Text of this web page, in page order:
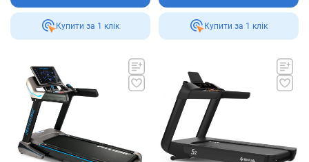
Купити за 1 клiк Купити за 1 клiк